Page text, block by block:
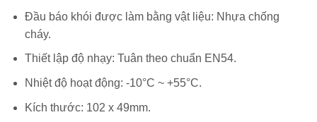
Đầu báo khói được làm bằng vật liệu: Nhựa chống
cháy.
Thiết lập độ nhạy: Tuân theo chuẩn EN54.
Nhiệt độ hoạt động: -10°C ~ +55°C.
Kích thước: 102 x 49mm.